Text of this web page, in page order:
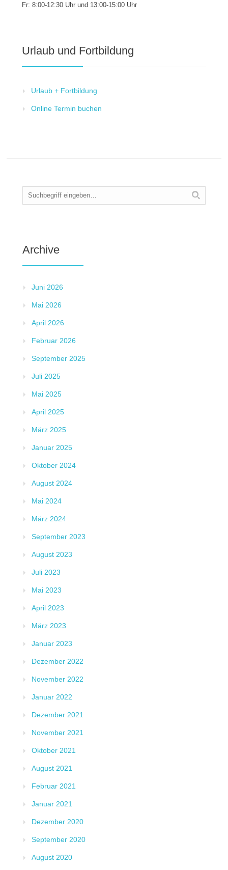
Fr: 8:00-12:30 Uhr und 13:00-15:00 Uhr
Urlaub und Fortbildung
Urlaub + Fortbildung
Online Termin buchen
Archive
Juni 2026
Mai 2026
April 2026
Februar 2026
September 2025
Juli 2025
Mai 2025
April 2025
März 2025
Januar 2025
Oktober 2024
August 2024
Mai 2024
März 2024
September 2023
August 2023
Juli 2023
Mai 2023
April 2023
März 2023
Januar 2023
Dezember 2022
November 2022
Januar 2022
Dezember 2021
November 2021
Oktober 2021
August 2021
Februar 2021
Januar 2021
Dezember 2020
September 2020
August 2020